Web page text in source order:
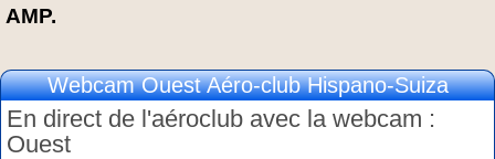
AMP.
Webcam Ouest Aéro-club Hispano-Suiza
En direct de l'aéroclub avec la webcam :
Ouest